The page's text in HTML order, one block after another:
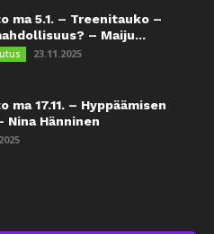
ma 5.1. – Treenitauko –
– Maiju...
23.11.2025
ma 17.11. – Hyppäämisen
Nina Hänninen